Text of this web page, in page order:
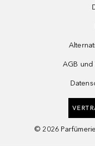
AGB
© 2026